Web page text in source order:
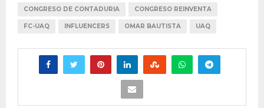
CONGRESO DE CONTADURIA CONGRESO REINVENTA
FC-UAQ INFLUENCERS OMAR BAUTISTA UAQ